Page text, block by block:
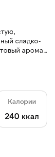
сладко-
аромат
Калории
240 ккал